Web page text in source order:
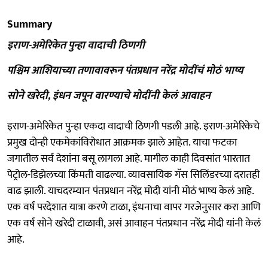
Summary
इराण-अमेरिकेत पुन्हा वादाची ठिणगी
पश्चिम आशियाच्या तणावावरून पंतप्रधान नरेंद्र मोदींचं मोठं भाष्य
सोने खरेदी, इंधन जपून वारण्याचे मोदींनी केलं आवाहन
इराण-अमेरिकेत पुन्हा एकदा वादाची ठिणगी पडली आहे. इराण-अमेरिकेचे
प्रमुख दोन्ही एकमेकांविरोधात आक्रमक झाले आहेत. याचा फटका
जगातील सर्व देशांना बसू लागला आहे. मागील काही दिवसांत भारतात
पेट्रोल-डिझेलच्या किंमती वाढल्या. व्यावसायिक गॅस सिलिंडरच्या दरातही
वाढ झाली. याचदरम्यान पंतप्रधान नरेंद्र मोदी यांनी मोठं भाष्य केलं आहे.
एक वर्ष परदेशात यात्रा करणे टाळा, इंधनाचा वापर गरजेनुसार करा आणि
एक वर्ष सोने खरेदी टाळावी, असं आवाहन पंतप्रधान नरेंद्र मोदी यांनी केलं
आहे.